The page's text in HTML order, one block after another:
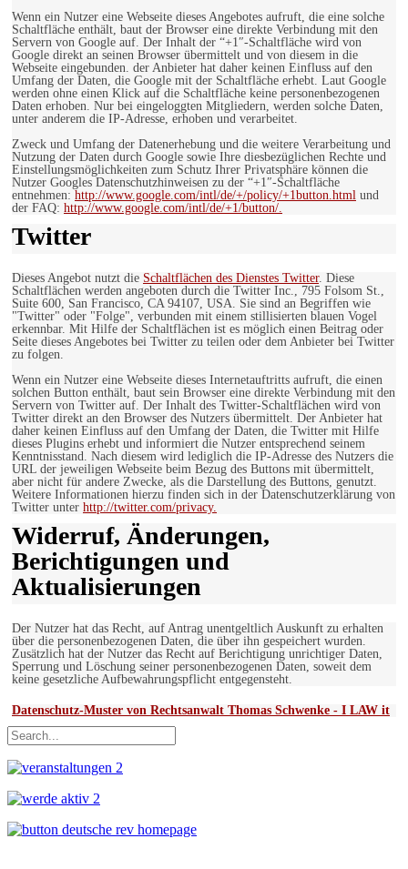
Wenn ein Nutzer eine Webseite dieses Angebotes aufruft, die eine solche
Schaltfläche enthält, baut der Browser eine direkte Verbindung mit den
Servern von Google auf. Der Inhalt der “+1″-Schaltfläche wird von
Google direkt an seinen Browser übermittelt und von diesem in die
Webseite eingebunden. der Anbieter hat daher keinen Einfluss auf den
Umfang der Daten, die Google mit der Schaltfläche erhebt. Laut Google
werden ohne einen Klick auf die Schaltfläche keine personenbezogenen
Daten erhoben. Nur bei eingeloggten Mitgliedern, werden solche Daten,
unter anderem die IP-Adresse, erhoben und verarbeitet.
Zweck und Umfang der Datenerhebung und die weitere Verarbeitung und
Nutzung der Daten durch Google sowie Ihre diesbezüglichen Rechte und
Einstellungsmöglichkeiten zum Schutz Ihrer Privatsphäre können die
Nutzer Googles Datenschutzhinweisen zu der “+1″-Schaltfläche
entnehmen: http://www.google.com/intl/de/+/policy/+1button.html und
der FAQ: http://www.google.com/intl/de/+1/button/.
Twitter
Dieses Angebot nutzt die Schaltflächen des Dienstes Twitter. Diese
Schaltflächen werden angeboten durch die Twitter Inc., 795 Folsom St.,
Suite 600, San Francisco, CA 94107, USA. Sie sind an Begriffen wie
"Twitter" oder "Folge", verbunden mit einem stillisierten blauen Vogel
erkennbar. Mit Hilfe der Schaltflächen ist es möglich einen Beitrag oder
Seite dieses Angebotes bei Twitter zu teilen oder dem Anbieter bei Twitter
zu folgen.
Wenn ein Nutzer eine Webseite dieses Internetauftritts aufruft, die einen
solchen Button enthält, baut sein Browser eine direkte Verbindung mit den
Servern von Twitter auf. Der Inhalt des Twitter-Schaltflächen wird von
Twitter direkt an den Browser des Nutzers übermittelt. Der Anbieter hat
daher keinen Einfluss auf den Umfang der Daten, die Twitter mit Hilfe
dieses Plugins erhebt und informiert die Nutzer entsprechend seinem
Kenntnisstand. Nach diesem wird lediglich die IP-Adresse des Nutzers die
URL der jeweiligen Webseite beim Bezug des Buttons mit übermittelt,
aber nicht für andere Zwecke, als die Darstellung des Buttons, genutzt.
Weitere Informationen hierzu finden sich in der Datenschutzerklärung von
Twitter unter http://twitter.com/privacy.
Widerruf, Änderungen,
Berichtigungen und
Aktualisierungen
Der Nutzer hat das Recht, auf Antrag unentgeltlich Auskunft zu erhalten
über die personenbezogenen Daten, die über ihn gespeichert wurden.
Zusätzlich hat der Nutzer das Recht auf Berichtigung unrichtiger Daten,
Sperrung und Löschung seiner personenbezogenen Daten, soweit dem
keine gesetzliche Aufbewahrungspflicht entgegensteht.
Datenschutz-Muster von Rechtsanwalt Thomas Schwenke - I LAW it